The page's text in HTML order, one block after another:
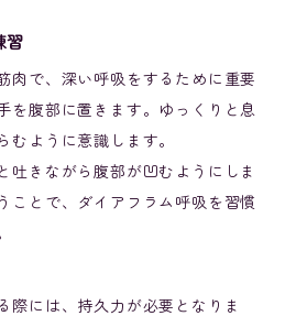
習
肉で、深い呼吸をするために重要
を腹部に置きます。ゆっくりと息
むように意識します。
吐きながら腹部が凹むようにしま
ことで、ダイアフラム呼吸を習慣
際には、持久力が必要となりま